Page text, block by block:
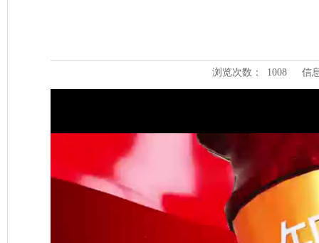
浏览次数： 1008 信